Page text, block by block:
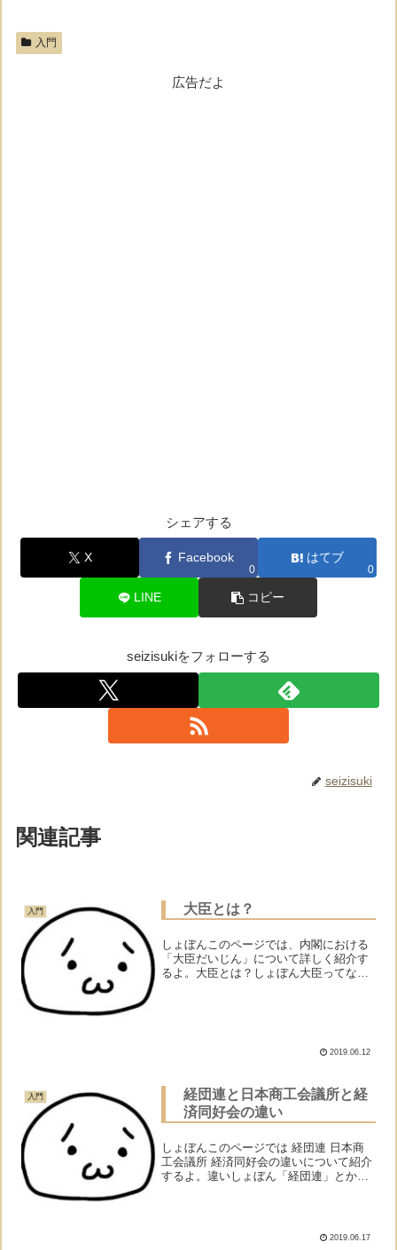
入門
広告だよ
シェアする
X Facebook
0
はてブ
0
LINE コピー
seizisukiをフォローする
seizisuki
関連記事
入門 大臣とは？
しょぼんこのページでは、内閣における
「大臣だいじん」について詳しく紹介す
るよ。大臣とは？しょぼん大臣ってな
2019.06.12
入門
経団連と日本商工会議所と経
済同好会の違い
しょぼんこのページでは 経団連 日本商
工会議所 経済同好会の違いについて紹介
するよ。違いしょぼん「経団連」とか
2019.06.17